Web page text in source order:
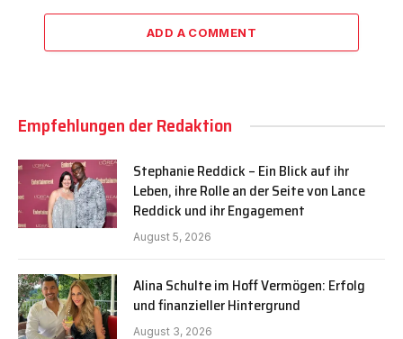
ADD A COMMENT
Empfehlungen der Redaktion
Stephanie Reddick – Ein Blick auf ihr
Leben, ihre Rolle an der Seite von Lance
Reddick und ihr Engagement
August 5, 2026
Alina Schulte im Hoff Vermögen: Erfolg
und finanzieller Hintergrund
August 3, 2026